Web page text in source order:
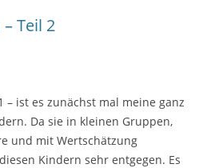
Teil 2
– ist es zunächst mal meine ganz
Da sie in kleinen Gruppen,
und mit Wertschätzung
Kindern sehr entgegen. Es